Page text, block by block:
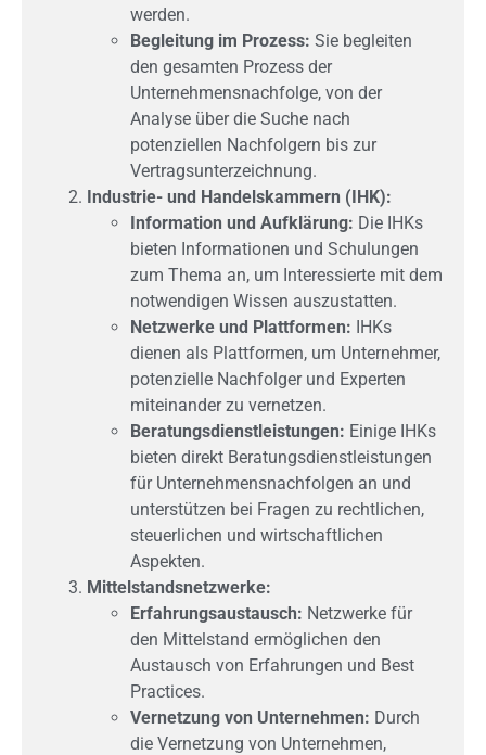
werden.
Begleitung im Prozess: Sie begleiten
den gesamten Prozess der
Unternehmensnachfolge, von der
Analyse über die Suche nach
potenziellen Nachfolgern bis zur
Vertragsunterzeichnung.
Industrie- und Handelskammern (IHK):
Information und Aufklärung: Die IHKs
bieten Informationen und Schulungen
zum Thema an, um Interessierte mit dem
notwendigen Wissen auszustatten.
Netzwerke und Plattformen: IHKs
dienen als Plattformen, um Unternehmer,
potenzielle Nachfolger und Experten
miteinander zu vernetzen.
Beratungsdienstleistungen: Einige IHKs
bieten direkt Beratungsdienstleistungen
für Unternehmensnachfolgen an und
unterstützen bei Fragen zu rechtlichen,
steuerlichen und wirtschaftlichen
Aspekten.
Mittelstandsnetzwerke:
Erfahrungsaustausch: Netzwerke für
den Mittelstand ermöglichen den
Austausch von Erfahrungen und Best
Practices.
Vernetzung von Unternehmen: Durch
die Vernetzung von Unternehmen,